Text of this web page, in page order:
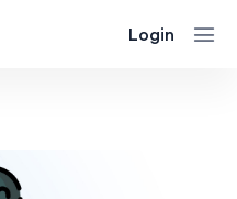
Login